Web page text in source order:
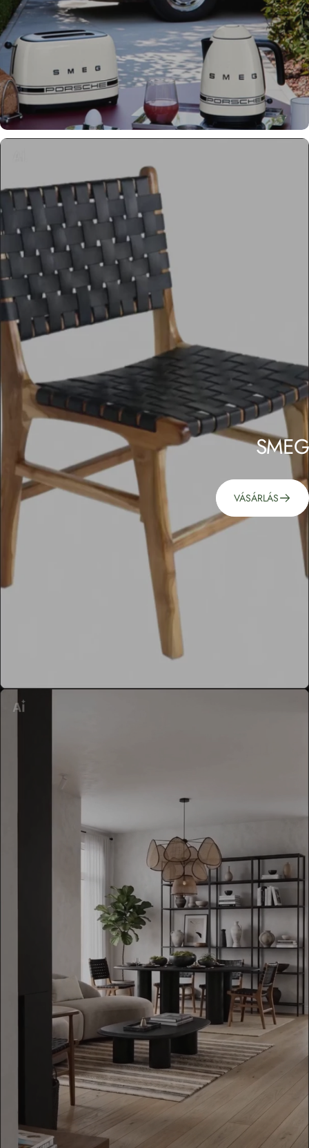
SMEG
VÁSÁRLÁS